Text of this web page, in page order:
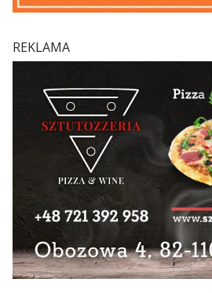
REKLAMA